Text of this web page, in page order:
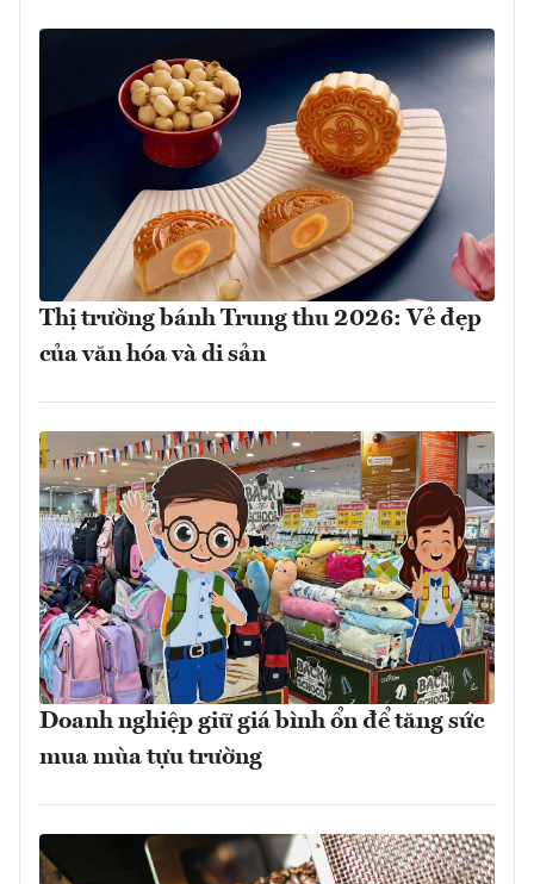
Thị trường bánh Trung thu 2026: Vẻ đẹp
của văn hóa và di sản
Doanh nghiệp giữ giá bình ổn để tăng sức
mua mùa tựu trường